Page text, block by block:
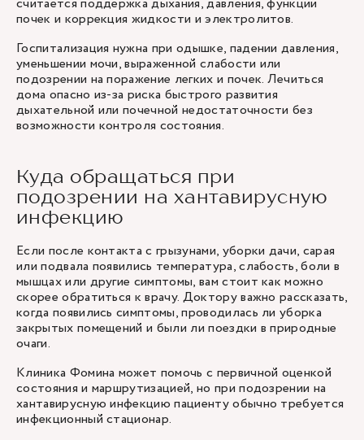
почек и коррекция жидкости и электролитов.
Госпитализация нужна при одышке, падении давления,
уменьшении мочи, выраженной слабости или
подозрении на поражение легких и почек. Лечиться
дома опасно из-за риска быстрого развития
дыхательной или почечной недостаточности без
возможности контроля состояния.
Куда обращаться при
подозрении на хантавирусную
инфекцию
Если после контакта с грызунами, уборки дачи, сарая
или подвала появились температура, слабость, боли в
мышцах или другие симптомы, вам стоит как можно
скорее обратиться к врачу. Доктору важно рассказать,
когда появились симптомы, проводилась ли уборка
закрытых помещений и были ли поездки в природные
очаги.
Клиника Фомина может помочь с первичной оценкой
состояния и маршрутизацией, но при подозрении на
хантавирусную инфекцию пациенту обычно требуется
инфекционный стационар.